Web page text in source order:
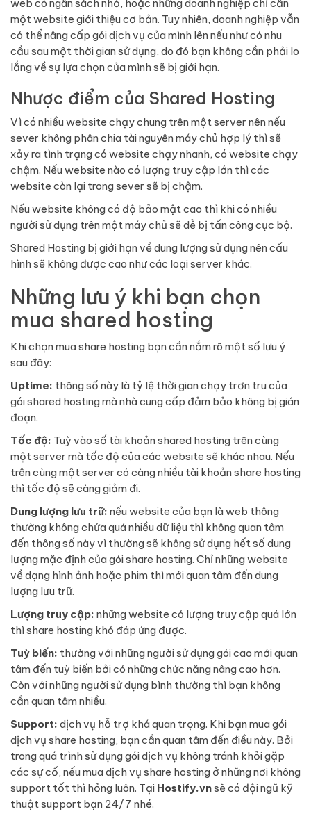
web có ngân sách nhỏ, hoặc những doanh nghiệp chỉ cần
một website giới thiệu cơ bản. Tuy nhiên, doanh nghiệp vẫn
có thể nâng cấp gói dịch vụ của mình lên nếu như có nhu
cầu sau một thời gian sử dụng, do đó bạn không cần phải lo
lắng về sự lựa chọn của mình sẽ bị giới hạn.
Nhược điểm của Shared Hosting
Vì có nhiều website chạy chung trên một server nên nếu
sever không phân chia tài nguyên máy chủ hợp lý thì sẽ
xảy ra tình trạng có website chạy nhanh, có website chạy
chậm. Nếu website nào có lượng truy cập lớn thì các
website còn lại trong sever sẽ bị chậm.
Nếu website không có độ bảo mật cao thì khi có nhiều
người sử dụng trên một máy chủ sẽ dễ bị tấn công cục bộ.
Shared Hosting bị giới hạn về dung lượng sử dụng nên cấu
hình sẽ không được cao như các loại server khác.
Những lưu ý khi bạn chọn
mua shared hosting
Khi chọn mua share hosting bạn cần nắm rõ một số lưu ý
sau đây:
Uptime: thông số này là tỷ lệ thời gian chạy trơn tru của
gói shared hosting mà nhà cung cấp đảm bảo không bị gián
đoạn.
Tốc độ: Tuỳ vào số tài khoản shared hosting trên cùng
một server mà tốc độ của các website sẽ khác nhau. Nếu
trên cùng một server có càng nhiều tài khoản share hosting
thì tốc độ sẽ càng giảm đi.
Dung lượng lưu trữ: nếu website của bạn là web thông
thường không chứa quá nhiều dữ liệu thì không quan tâm
đến thông số này vì thường sẽ không sử dụng hết số dung
lượng mặc định của gói share hosting. Chỉ những website
về dạng hình ảnh hoặc phim thì mới quan tâm đến dung
lượng lưu trữ.
Lượng truy cập: những website có lượng truy cập quá lớn
thì share hosting khó đáp ứng được.
Tuỳ biến: thường với những người sử dụng gói cao mới quan
tâm đến tuỳ biến bởi có những chức năng nâng cao hơn.
Còn với những người sử dụng bình thường thì bạn không
cần quan tâm nhiều.
Support: dịch vụ hỗ trợ khá quan trọng. Khi bạn mua gói
dịch vụ share hosting, bạn cần quan tâm đến điều này. Bởi
trong quá trình sử dụng gói dịch vụ không tránh khỏi gặp
các sự cố, nếu mua dịch vụ share hosting ở những nơi không
support tốt thì hỏng luôn. Tại Hostify.vnsẽ có đội ngũ kỹ
thuật support bạn 24/7 nhé.